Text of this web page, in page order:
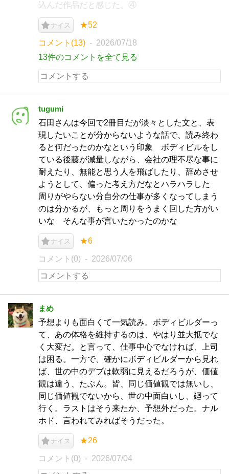
込んだ作品だと感じた。④
ナイス ★52
コメント(13)
2026/07/18
13件のコメントを全て見る
tugumi
石田さんは今回で2冊目だが淡々とした文と、表
現したいことが分からないような話で、読み終わ
ると何だったのかなという印象 ボディビルをし
ている後藤が減量しながら、会社の理不尽な事に
耐えたり、無能と思う人を飛ばしたり、辞めさせ
ようとして、偏った考え方だなとハラハラした
周りがやらない分自分の仕事が多くなってしまう
のは分かるが、もっと周りをうまく回した方がい
いな そんな事が言いたかったのかな
ナイス ★6
コメント(0) 2026/07/06
まめ
予想よりも面白くて一気読み。ボディビルダーっ
て、あの体格を維持するのは、やはり並大抵でな
く大変だ。と言って、仕事中心でなければ、上司
は困る。一方で、確かにボディビルダーから見れ
ば、世の中のデブは軟弱に見えるだろうが、価値
観は違う、たぶん。皆、同じ価値観では無いし、
同じ価値観でないから、世の中面白いし、廻って
行く。ラストはそう来たか、予想外だった。ナル
ホド、言われてみればそうだった。
ナイス ★26
コメント(0) 2026/07/04